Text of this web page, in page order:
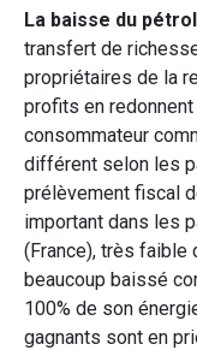
La baisse du
transfert de
propriétaires de la
profits en redonnent
consommateur
différent selon les
prélèvement fiscal
important dans les
(France), très faible
beaucoup baissé
100% de son
gagnants sont en